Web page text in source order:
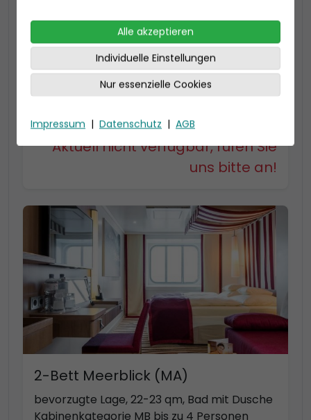
2-Bett Meerblick (MD)
22-23 qm, Bad mit Dusche
Kabinenkategorie MD bis zu 4 Personen
Kabinenkategorie MC bis zu 3 Personen, mit
begehbarem Kleiderschrank
Aktuell nicht verfügbar, rufen Sie
uns bitte an!
2-Bett Meerblick (MA)
bevorzugte Lage, 22-23 qm, Bad mit Dusche
Kabinenkategorie MB bis zu 4 Personen
Alle akzeptieren
Individuelle Einstellungen
Nur essenzielle Cookies
Impressum | Datenschutz | AGB